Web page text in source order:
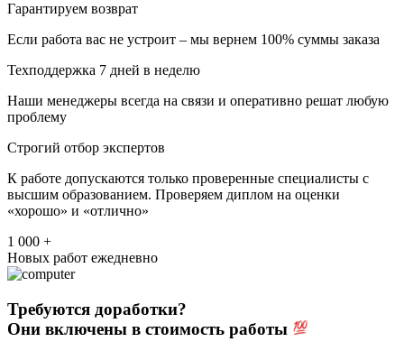
Гарантируем возврат
Если работа вас не устроит – мы вернем 100% суммы заказа
Техподдержка 7 дней в неделю
Наши менеджеры всегда на связи и оперативно решат любую
проблему
Строгий отбор экспертов
К работе допускаются только проверенные специалисты с
высшим образованием. Проверяем диплом на оценки
«хорошо» и «отлично»
1 000 +
Новых работ ежедневно
Требуются доработки?
Они включены в стоимость работы